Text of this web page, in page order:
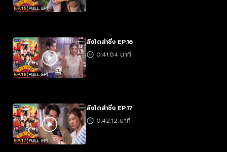
สิงโตลำซิ่ง EP.16
0:41:04 นาที
สิงโตลำซิ่ง EP.17
0:42:12 นาที